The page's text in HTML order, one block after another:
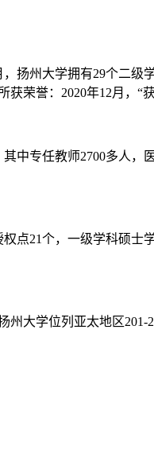
州大学拥有29个二级
荣誉：2020年12月，“
专任教师2700多人，
21个，一级学科硕士
学位列亚太地区201-